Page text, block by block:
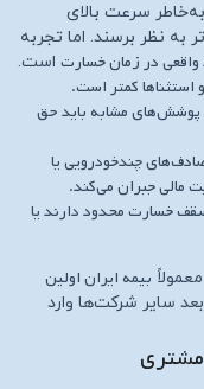
سرعت بالای
به نظر برسند. اما تجربه
در زمان خسارت است.
استثناها کمتر است.
مشابه باید حق
چندخودرویی یا
مالی جبران می‌کند.
خسارت محدود دارند یا
بیمه ایران اولین
سایر شرکت‌ها وارد